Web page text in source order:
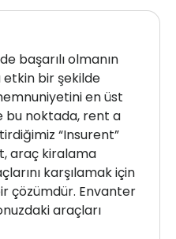
başarılı olmanın
etkin bir şekilde
en üst
bu noktada, rent a
“Insurent”
araç kiralama
karşılamak için
çözümdür. Envanter
araçları